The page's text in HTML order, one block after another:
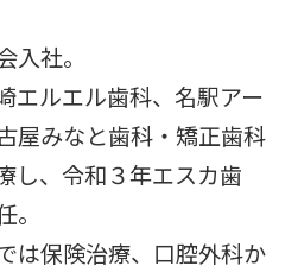
社。
エルエル歯科、名駅アー
屋みなと歯科・矯正歯科
し、令和３年エスカ歯
は保険治療、口腔外科か